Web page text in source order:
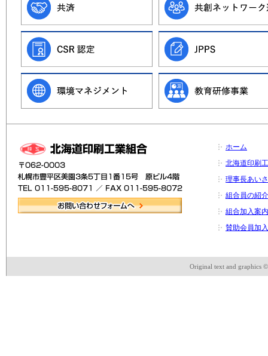
ホーム
北海道印刷
理事長あい
組合員の紹介
組合加入案内
賛助会員加
Original text and graphics